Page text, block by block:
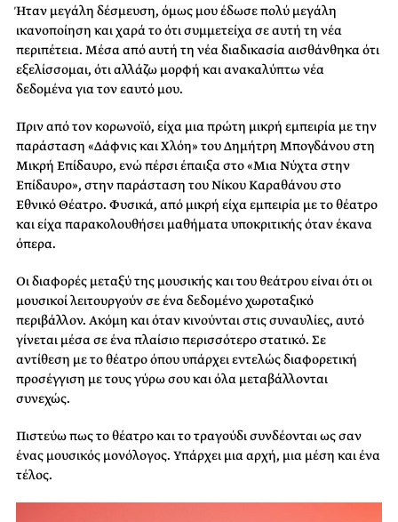
Ήταν μεγάλη δέσμευση, όμως μου έδωσε πολύ μεγάλη
ικανοποίηση και χαρά το ότι συμμετείχα σε αυτή τη νέα
περιπέτεια. Μέσα από αυτή τη νέα διαδικασία αισθάνθηκα ότι
εξελίσσομαι, ότι αλλάζω μορφή και ανακαλύπτω νέα
δεδομένα για τον εαυτό μου.
Πριν από τον κορωνοϊό, είχα μια πρώτη μικρή εμπειρία με την
παράσταση «Δάφνις και Χλόη» του Δημήτρη Μπογδάνου στη
Μικρή Επίδαυρο, ενώ πέρσι έπαιξα στο «Μια Νύχτα στην
Επίδαυρο», στην παράσταση του Νίκου Καραθάνου στο
Εθνικό Θέατρο. Φυσικά, από μικρή είχα εμπειρία με το θέατρο
και είχα παρακολουθήσει μαθήματα υποκριτικής όταν έκανα
όπερα.
Οι διαφορές μεταξύ της μουσικής και του θεάτρου είναι ότι οι
μουσικοί λειτουργούν σε ένα δεδομένο χωροταξικό
περιβάλλον. Ακόμη και όταν κινούνται στις συναυλίες, αυτό
γίνεται μέσα σε ένα πλαίσιο περισσότερο στατικό. Σε
αντίθεση με το θέατρο όπου υπάρχει εντελώς διαφορετική
προσέγγιση με τους γύρω σου και όλα μεταβάλλονται
συνεχώς.
Πιστεύω πως το θέατρο και το τραγούδι συνδέονται ως σαν
ένας μουσικός μονόλογος. Υπάρχει μια αρχή, μια μέση και ένα
τέλος.